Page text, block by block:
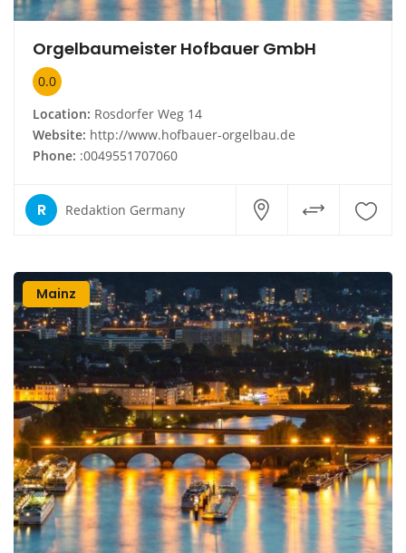
Orgelbaumeister Hofbauer GmbH
0.0
Location: Rosdorfer Weg 14
Website: http://www.hofbauer-orgelbau.de
Phone: :0049551707060
R Redaktion Germany
Mainz